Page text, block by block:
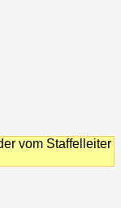
vom Staffelleiter